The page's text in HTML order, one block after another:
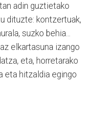
adin guztietako
dituzte: kontzertuak,
suzko behia...
elkartasuna izango
eta, horretarako
eta hitzaldia egingo